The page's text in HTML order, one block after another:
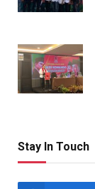
Stay In Touch